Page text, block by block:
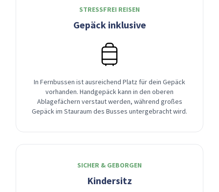
STRESSFREI REISEN
Gepäck inklusive
In Fernbussen ist ausreichend Platz für dein Gepäck
vorhanden. Handgepäck kann in den oberen
Ablagefächern verstaut werden, während großes
Gepäck im Stauraum des Busses untergebracht wird.
SICHER & GEBORGEN
Kindersitz